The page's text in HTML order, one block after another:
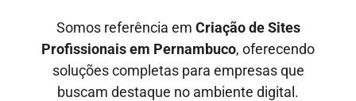
Somos referência em Criação de Sites
Profissionais em Pernambuco, oferecendo
soluções completas para empresas que
buscam destaque no ambiente digital.